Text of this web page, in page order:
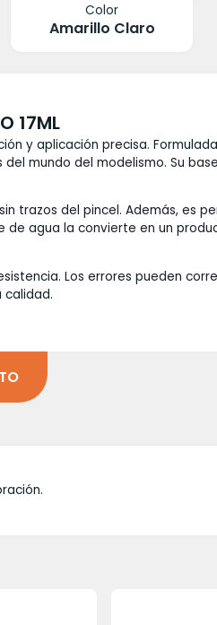
Color
Amarillo Claro
17ML
y aplicación precisa.
mundo del modelismo. Su
trazos del pincel. Además, es
agua la convierte en un
Los errores pueden
calidad.